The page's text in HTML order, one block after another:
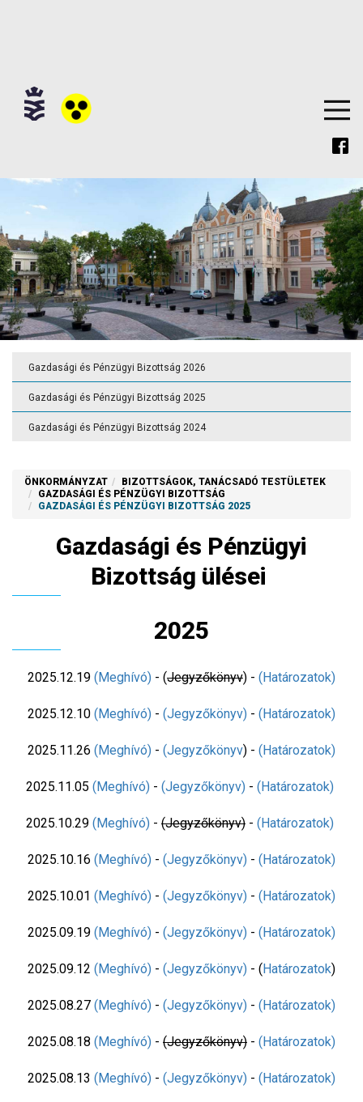
Gazdasági és Pénzügyi Bizottság 2026
Gazdasági és Pénzügyi Bizottság 2025
Gazdasági és Pénzügyi Bizottság 2024
ÖNKORMÁNYZAT
BIZOTTSÁGOK, TANÁCSADÓ TESTÜLETEK
GAZDASÁGI ÉS PÉNZÜGYI BIZOTTSÁG
GAZDASÁGI ÉS PÉNZÜGYI BIZOTTSÁG 2025
Gazdasági és Pénzügyi
Bizottság ülései
2025
2025.12.19 (Meghívó) - (Jegyzőkönyv) - (Határozatok)
2025.12.10 (Meghívó) - (Jegyzőkönyv) - (Határozatok)
2025.11.26 (Meghívó) - (Jegyzőkönyv) - (Határozatok)
2025.11.05 (Meghívó) - (Jegyzőkönyv) - (Határozatok)
2025.10.29 (Meghívó) - (Jegyzőkönyv) - (Határozatok)
2025.10.16 (Meghívó) - (Jegyzőkönyv) - (Határozatok)
2025.10.01 (Meghívó) - (Jegyzőkönyv) - (Határozatok)
2025.09.19 (Meghívó) - (Jegyzőkönyv) - (Határozatok)
2025.09.12 (Meghívó) - (Jegyzőkönyv) - (Határozatok)
2025.08.27 (Meghívó) - (Jegyzőkönyv) - (Határozatok)
2025.08.18 (Meghívó) - (Jegyzőkönyv) - (Határozatok)
2025.08.13 (Meghívó) - (Jegyzőkönyv) - (Határozatok)